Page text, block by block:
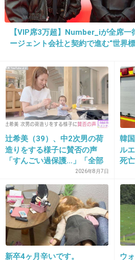
また反日親中韓アミューズのタレ
の謎の海外受賞の泊付けか
厭らしい宣伝の仕方
>>16
なんだ。（笑）
モンドセレクション受賞み
【VIP席3万超】Number_iが全席
ージェント会社と契約で進む“世界
辻希美（39）、中2次男の荷
造りをする様子に賛否の声
「すんごい過保護…」「全部
ママが準備してくれるんだ」
2026年8月7日
韓
ル
死亡
新卒4ヶ月辛いです。
ウ